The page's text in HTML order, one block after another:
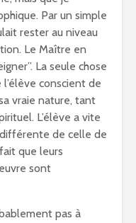
Par un simple
rester au niveau
Le Maître en
La seule chose
l’élève conscient de
vraie nature, tant
L’élève a vite
de celle de
que leurs
sont
pas à